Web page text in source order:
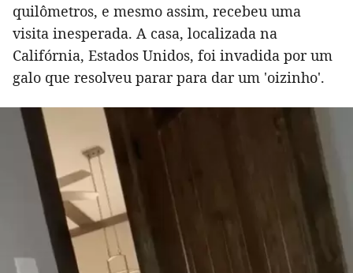
quilômetros, e mesmo assim, recebeu uma
visita inesperada. A casa, localizada na
Califórnia, Estados Unidos, foi invadida por um
galo que resolveu parar para dar um 'oizinho'.